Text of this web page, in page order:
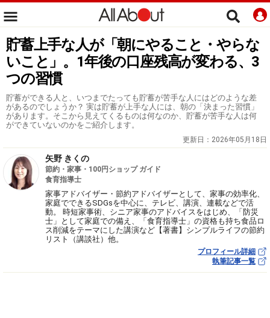
貯蓄上手な人が「朝にやること・やらな
いこと」。1年後の口座残高が変わる、3
つの習慣
貯蓄ができる人と、いつまでたっても貯蓄が苦手な人にはどのような差
があるのでしょうか？ 実は貯蓄が上手な人には、朝の「決まった習慣」
があります。そこから見えてくるものは何なのか、貯蓄が苦手な人は何
ができていないのかをご紹介します。
更新日： 2026年05月18日
矢野 きくの
節約・家事・100円ショップ ガイド
食育指導士
家事アドバイザー・節約アドバイザーとして、家事の効率化、
家庭でできるSDGsを中心に、テレビ、講演、連載などで活
動。 時短家事術、シニア家事のアドバイスをはじめ、「防災
士」として家庭での備え、「食育指導士」の資格も持ち食品ロ
ス削減をテーマにした講演など【著書】シンプルライフの節約
リスト（講談社）他。
プロフィール詳細
執筆記事一覧